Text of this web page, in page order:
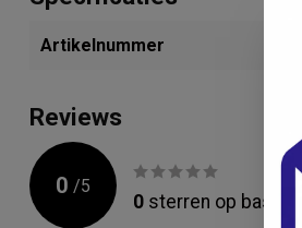
Artikelnummer
Reviews
0 /5
0 sterren op basis